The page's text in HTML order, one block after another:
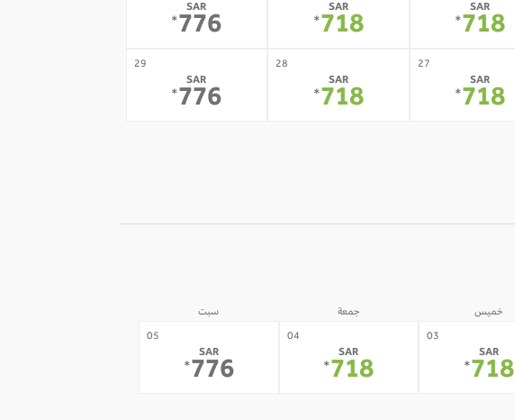
SAR
718
*
SAR
718
*
SAR
776
*
27
SAR
718
*
28
SAR
718
*
29
SAR
776
*
خميس جمعة سبت
03
SAR
718
*
04
SAR
718
*
05
SAR
776
*